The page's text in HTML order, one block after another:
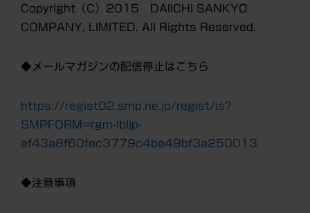
Copyright（C）2015 DAIICHI SANKYO
COMPANY, LIMITED. All Rights Reserved.
◆メールマガジンの配信停止はこちら
https://regist02.smp.ne.jp/regist/is?
SMPFORM=rgm-lbljp-
ef43a8f60fec3779c4be49bf3a250013
◆注意事項